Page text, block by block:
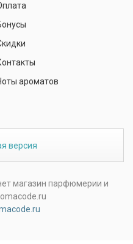
ароматов
версия
магазин парфюмерии и